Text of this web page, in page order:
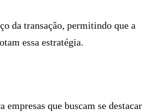
da transação, permitindo que a
essa estratégia.
que buscam se destacar